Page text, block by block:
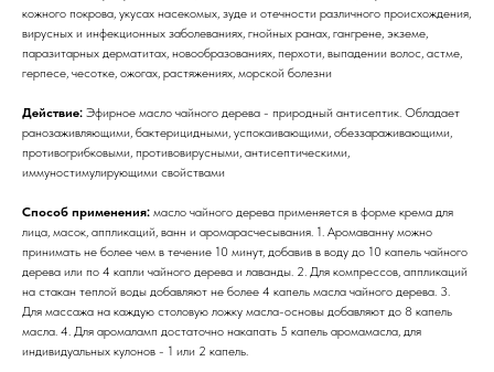
кожного покрова, укусах насекомых, зуде и отечности различного происхождения,
вирусных и инфекционных заболеваниях, гнойных ранах, гангрене, экземе,
паразитарных дерматитах, новообразованиях, перхоти, выпадении волос, астме,
герпесе, чесотке, ожогах, растяжениях, морской болезни
Действие: Эфирное масло чайного дерева - природный антисептик. Обладает
ранозаживляющими, бактерицидными, успокаивающими, обеззараживающими,
противогрибковыми, противовирусными, антисептическими,
иммуностимулирующими свойствами
Способ применения: масло чайного дерева применяется в форме крема для
лица, масок, аппликаций, ванн и аромарасчесывания. 1. Аромаванну можно
принимать не более чем в течение 10 минут, добавив в воду до 10 капель чайного
дерева или по 4 капли чайного дерева и лаванды. 2. Для компрессов, аппликаций
на стакан теплой воды добавляют не более 4 капель масла чайного дерева. 3.
Для массажа на каждую столовую ложку масла-основы добавляют до 8 капель
масла. 4. Для аромаламп достаточно накапать 5 капель аромамасла, для
индивидуальных кулонов - 1 или 2 капель.